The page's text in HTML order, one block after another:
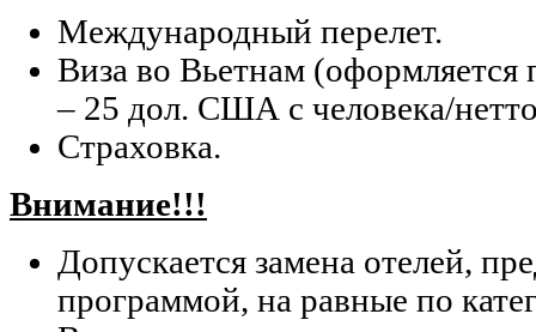
Международный перелет.
Виза во Вьетнам (оформляется
– 25 дол. США с человека/
Страховка.
Внимание!!!
Допускается замена отелей,
программой, на равные по